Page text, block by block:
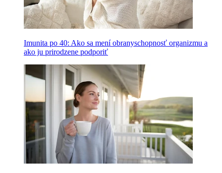
Imunita po 40: Ako sa mení obranyschopnosť organizmu a
ako ju prirodzene podporiť